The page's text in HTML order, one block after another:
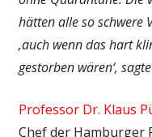
hätten alle so schwere
‚auch wenn das hart
gestorben wären‘,
Professor Dr. Klaus
Chef der Hamburger